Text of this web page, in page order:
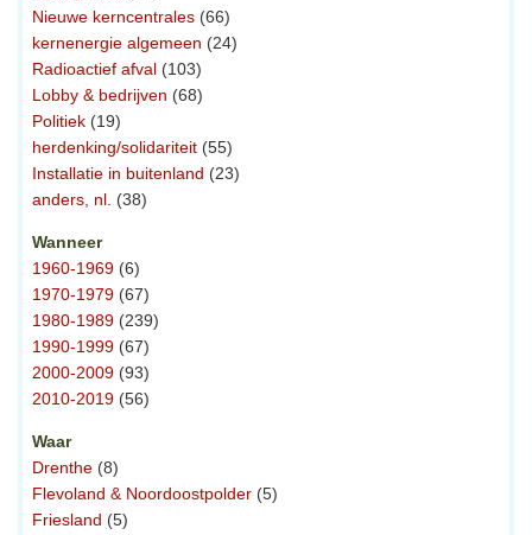
Nieuwe kerncentrales (66)
kernenergie algemeen (24)
Radioactief afval (103)
Lobby & bedrijven (68)
Politiek (19)
herdenking/solidariteit (55)
Installatie in buitenland (23)
anders, nl. (38)
Wanneer
1960-1969 (6)
1970-1979 (67)
1980-1989 (239)
1990-1999 (67)
2000-2009 (93)
2010-2019 (56)
Waar
Drenthe (8)
Flevoland & Noordoostpolder (5)
Friesland (5)